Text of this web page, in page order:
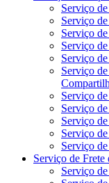
Serviço
Serviço
Serviço
Serviço
Serviço
Serviço
Serviço
Serviço
Serviço
Serviço
Serviço
Serviço de Frete
Serviço